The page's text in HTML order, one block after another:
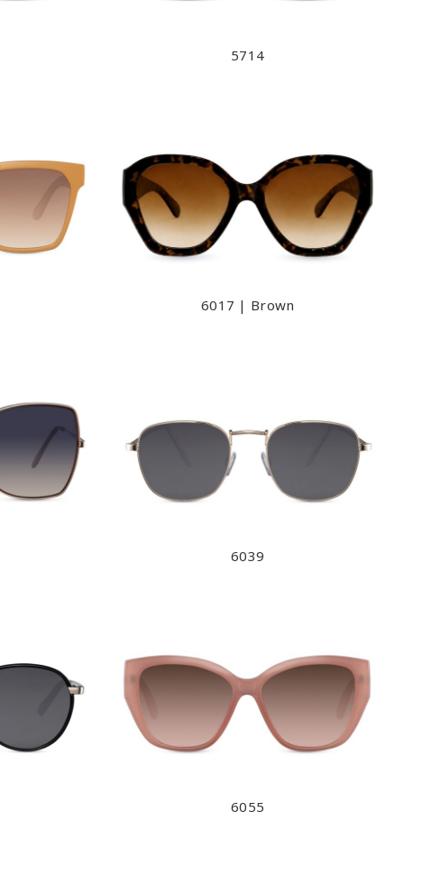
5714
6017 | Brown
6039
6055